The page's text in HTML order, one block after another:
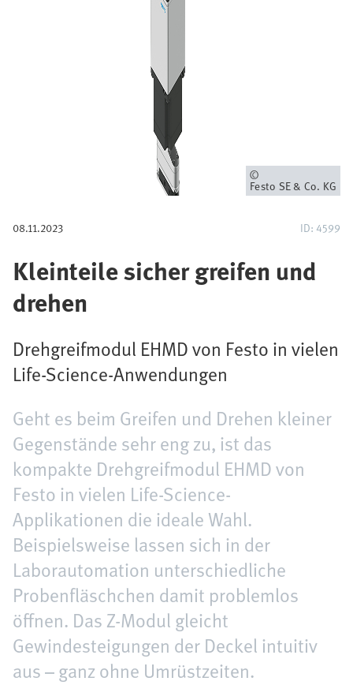
Eigentümer
Festo SE & Co. KG
08.11.2023 ID: 4599
Kleinteile sicher greifen und
drehen
Drehgreifmodul EHMD von Festo in vielen
Life-Science-Anwendungen
Geht es beim Greifen und Drehen kleiner
Gegenstände sehr eng zu, ist das
kompakte Drehgreifmodul EHMD von
Festo in vielen Life-Science-
Applikationen die ideale Wahl.
Beispielsweise lassen sich in der
Laborautomation unterschiedliche
Probenfläschchen damit problemlos
öffnen. Das Z-Modul gleicht
Gewindesteigungen der Deckel intuitiv
aus – ganz ohne Umrüstzeiten.